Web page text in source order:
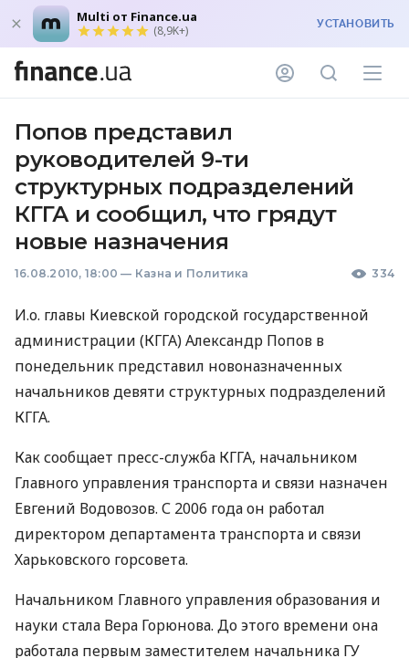
Multi от Finance.ua
(8,9K+) УСТАНОВИТЬ
Попов представил
руководителей 9-ти
структурных подразделений
КГГА и сообщил, что грядут
новые назначения
16.08.2010, 18:00 — Казна и Политика 334
И.о. главы Киевской городской государственной
администрации (КГГА) Александр Попов в
понедельник представил новоназначенных
начальников девяти структурных подразделений
КГГА.
Как сообщает пресс-служба КГГА, начальником
Главного управления транспорта и связи назначен
Евгений Водовозов. С 2006 года он работал
директором департамента транспорта и связи
Харьковского горсовета.
Начальником Главного управления образования и
науки стала Вера Горюнова. До этого времени она
работала первым заместителем начальника ГУ